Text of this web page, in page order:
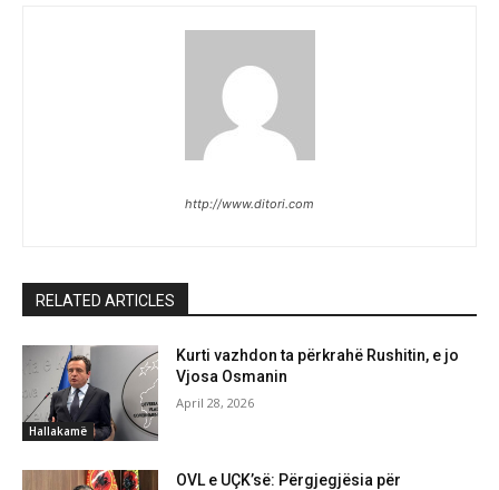
http://www.ditori.com
RELATED ARTICLES
Hallakamë
Kurti vazhdon ta përkrahë Rushitin, e jo
Vjosa Osmanin
April 28, 2026
OVL e UÇK’së: Përgjegjësia për